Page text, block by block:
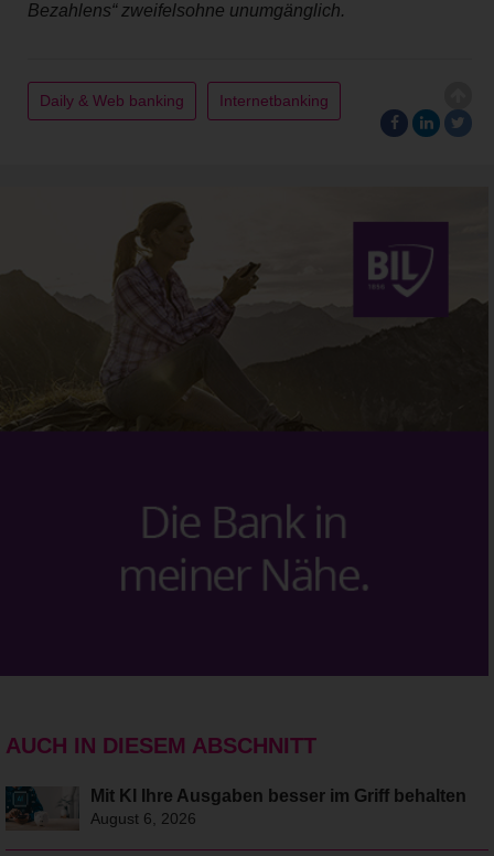
Bezahlens“ zweifelsohne unumgänglich.
Daily & Web banking Internetbanking
AUCH IN DIESEM ABSCHNITT
Mit KI Ihre Ausgaben besser im Griff behalten
August 6, 2026